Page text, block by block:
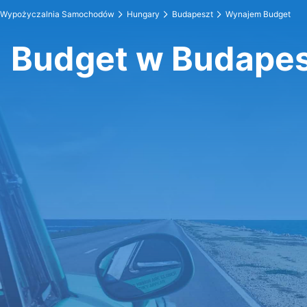
Wypożyczalnia Samochodów Hungary Budapeszt Wynajem Budget
Budget w